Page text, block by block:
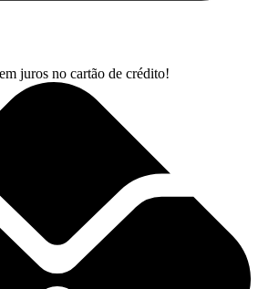
juros no cartão de crédito!